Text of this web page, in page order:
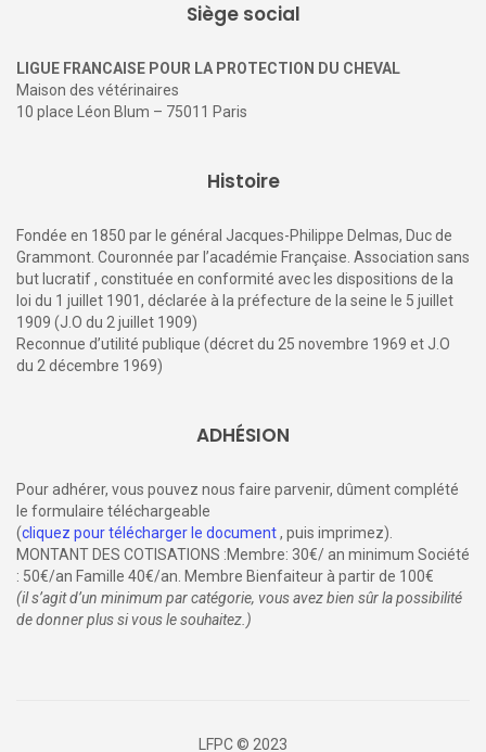
Siège social
LIGUE FRANCAISE POUR LA PROTECTION DU CHEVAL
Maison des vétérinaires
10 place Léon Blum – 75011 Paris
Histoire
Fondée en 1850 par le général Jacques-Philippe Delmas, Duc de
Grammont. Couronnée par l’académie Française. Association sans
but lucratif , constituée en conformité avec les dispositions de la
loi du 1 juillet 1901, déclarée à la préfecture de la seine le 5 juillet
1909 (J.O du 2 juillet 1909)
Reconnue d’utilité publique (décret du 25 novembre 1969 et J.O
du 2 décembre 1969)
ADHÉSION
Pour adhérer, vous pouvez nous faire parvenir, dûment complété
le formulaire téléchargeable
(cliquez pour télécharger le document, puis imprimez).
MONTANT DES COTISATIONS :Membre: 30€/ an minimum Société
: 50€/an Famille 40€/an. Membre Bienfaiteur à partir de 100€
(il s’agit d’un minimum par catégorie, vous avez bien sûr la possibilité
de donner plus si vous le souhaitez.)
LFPC © 2023